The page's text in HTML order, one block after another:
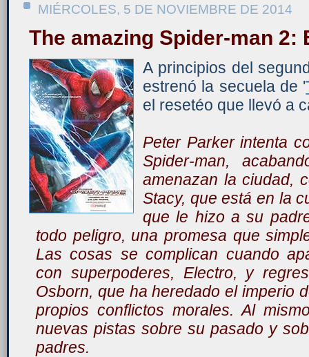
MIÉRCOLES, 5 DE NOVIEMBRE DE 2014
The amazing Spider-man 2:
A principios del
estrenó la secuela de '
el resetéo que llevó a
Peter Parker intenta
Spider-man,
amenazan la ciudad,
Stacy, que está en la
que le hizo a su
todo peligro, una promesa que
Las cosas se complican cuando
con superpoderes, Electro, y
Osborn, que ha heredado el imperio
propios conflictos morales. Al
nuevas pistas sobre su pasado y
padres.